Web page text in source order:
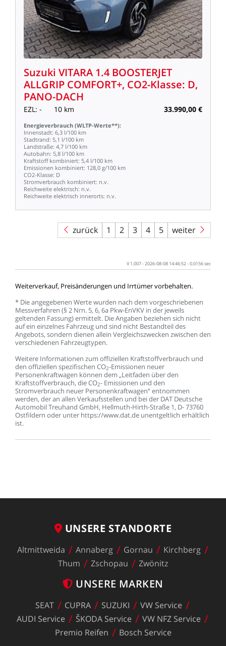
Suzuki VITARA 1.4 BOOSTERJET
ALLGRIP COMFORT+, CO2-Klasse: D,
PANO-DACH
EZL: - 10 km 33.990,00 €
Energieverbrauch (WLTP-Werte**):
Innenstadt: 6,3 l/100 km
Stadtrand: 5,1 l/100 km
Landstraße: 4,7 l/100 km
Autobahn: 5,8 l/100 km
Kraftstoff kombiniert: 5,4 l/100 km
Emissionen kombiniert: 128,0 g/100 km
CO2-Klasse: D
Stromverbrauch kombiniert: n.v.
Reichweite elektrisch: n.v.
Reichweite elektrisch innerorts: n.v.
zurück 1 2 3 4 5 weiter
V 1.007-2026-08-08 14:46:52-0.0156sec
Weiterverkauf, Preisänderungen und Irrtümervorbehalten.
* Dieangegebenen Wertewurden nach dem vorgeschriebenen
Messverfahren (§ 2 Nrn. 5, 6, 6a Pkw-EnVKV in der jeweils
geltenden Fassung)ermittelt. DieAngaben beziehen sich nicht
aufein einzelnes Fahrzeug und sind nicht Bestandteildes
Angebots, sondern dienen allein Vergleichszwecken zwischen den
verschiedenen Fahrzeugtypen.
Weitere Informationen zum offiziellen Kraftstoffverbrauch und
den offiziellen spezifischen CO2-Emissionen neuer
Personenkraftwagen können dem „Leitfaden überden
Kraftstoffverbrauch, dieCO2- Emissionen und den
Stromverbrauch neuer Personenkraftwagen“entnommen
werden, deran allen Verkaufsstellen und beider DAT Deutsche
AutomobilTreuhand GmbH, Hellmuth-Hirth-Straße 1, D-73760
Ostfildern oder unter https://www.dat.de unentgeltlich erhältlich
ist.
UNSERE STANDORTE
Altmittweida Annaberg Gornau
Kirchberg
Thum
Zschopau Zwönitz
UNSERE MARKEN
SEAT CUPRA SUZUKI VW Service
AUDI Service ŠKODA Service VW NFZ Service
Premio Reifen Bosch Service